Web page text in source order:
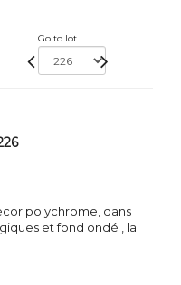
Go to lot
polychrome, dans
et fond ondé , la